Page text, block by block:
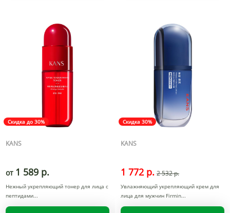
Скидка до 30%
KANS
от 1 589 р.
Нежный укрепляющий тонер для лица с
пептидами
Скидка 30%
KANS
1 772 р. 2 532 р.
Увлажняющий укрепляющий крем для
лица для мужчин Firmin